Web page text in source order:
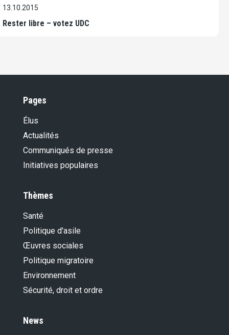
13.10.2015
Rester libre – votez UDC
Pages
Élus
Actualités
Communiqués de presse
Initiatives populaires
Thèmes
Santé
Politique d'asile
Œuvres sociales
Politique migratoire
Environnement
Sécurité, droit et ordre
News